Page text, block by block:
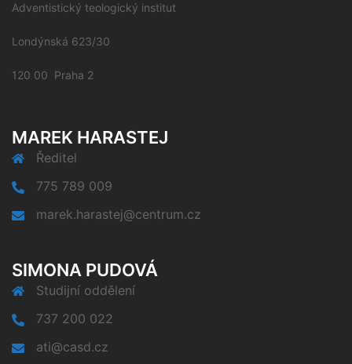
Adventistický teologický institut
Londýnská 623/30
120 00 Praha 2
MAREK HARASTEJ
Ředitel
775 789 009
marek.harastej@centrum.cz
SIMONA PUDOVÁ
Studijní oddělení
737 200 022
ati@casd.cz